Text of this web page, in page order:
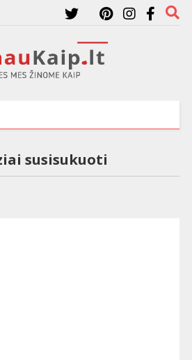
susisukuoti